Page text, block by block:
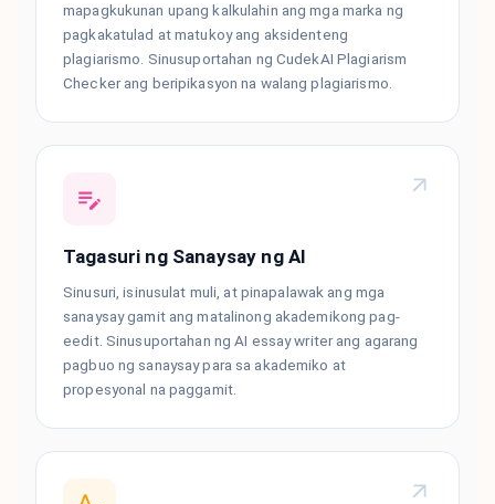
mapagkukunan upang kalkulahin ang mga marka ng
pagkakatulad at matukoy ang aksidenteng
plagiarismo. Sinusuportahan ng CudekAI Plagiarism
Checker ang beripikasyon na walang plagiarismo.
Tagasuri ng Sanaysay ng AI
Sinusuri, isinusulat muli, at pinapalawak ang mga
sanaysay gamit ang matalinong akademikong pag-
eedit. Sinusuportahan ng AI essay writer ang agarang
pagbuo ng sanaysay para sa akademiko at
propesyonal na paggamit.